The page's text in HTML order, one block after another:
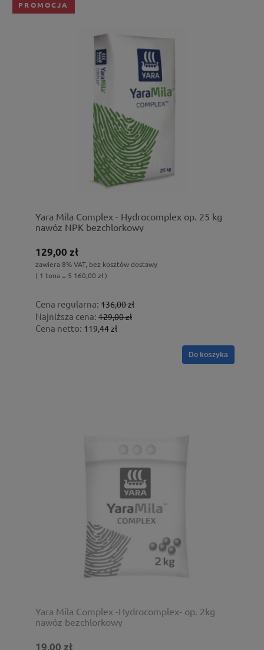
Yara Mila Complex - Hydrocomplex op. 25 kg
nawóz NPK bezchlorkowy
129,00 zł
zawiera 8% VAT, bez kosztów dostawy
( 1 tona = 5 160,00 zł )
Cena regularna: 136,00 zł
Najniższa cena: 129,00 zł
Cena netto: 119,44 zł
Do koszyka
PROMOCJA
Yara Mila Complex -Hydrocomplex- op. 2kg
nawóz bezchlorkowy
19,00 zł